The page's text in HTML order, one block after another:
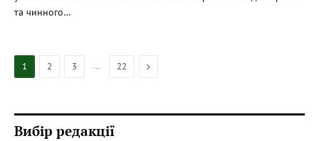
та чинного…
1 2 3 … 22 Next
Вибір редакції